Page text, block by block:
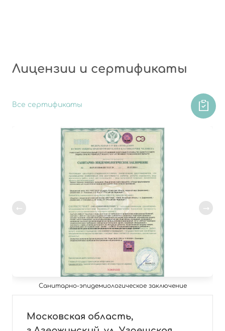
Лицензии и сертификаты
Все сертификаты
Санитарно-эпидемиологическое заключение
Московская область,